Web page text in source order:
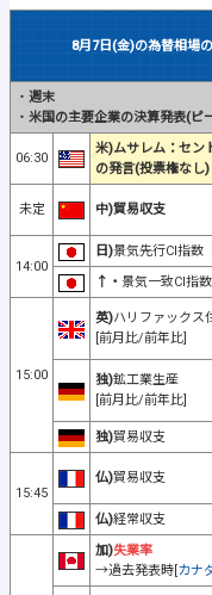
8月7日(金)の為替相場
・ 週末
・ 米国の主要企業の決算発表(ピ
06:30
米)ムサレム：セン
の発言(投票権なし)
未定 中)貿易収支
14:00
日)景気先行CI指数
↑・ 景気一致CI指数
15:00
英)ハリファックス
[前月比/前年比]
独)鉱工業生産
[前月比/前年比]
独)貿易収支
15:45
仏)貿易収支
仏)経常収支
加)失業率
→過去発表時[カナ